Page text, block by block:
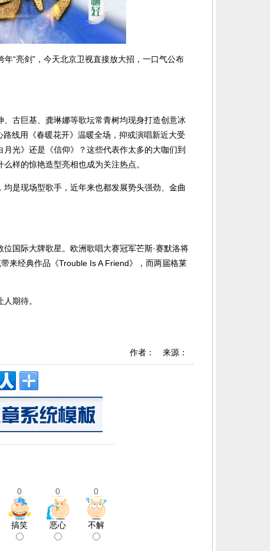
“亮剑”，今天北京卫视直接放大招，一口气公布
古巨基、龚琳娜等歌坛常青树均现身打造创意冰
线用《春暖花开》温暖全场，抑或演唱新近大受
光》还是《信仰》？这些代表作太多的大咖们到
样的惊艳造型亮相也成为关注热点。
是现场型歌手，近年来也都发展势头强劲、金曲
国际大牌歌星。欧洲歌唱大赛冠军芒斯·赛默洛将
来经典作品《Trouble Is A Friend》，而两届格莱
期待。
作者： 来源：
0 0 0
搞笑 恶心 不解